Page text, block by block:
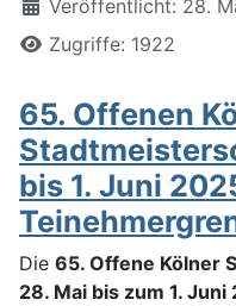
Veröffentlicht: 28.
Zugriffe: 1922
65. Offenen
bis 1. Juni
Die 65. Offene Kölner
28. Mai bis zum 1. Juni